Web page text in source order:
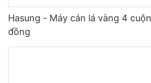
Hasung - Máy cán lá vàng 4
đồng